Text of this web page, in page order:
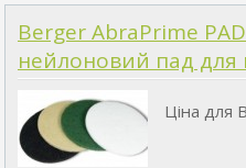
Berger AbraPrime
нейлоновий пад для
Ціна для